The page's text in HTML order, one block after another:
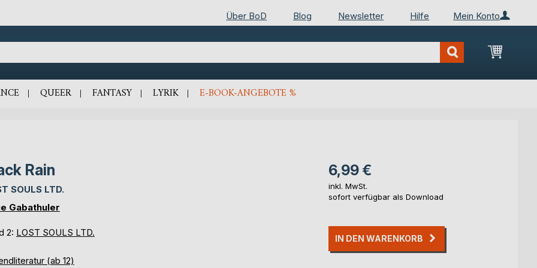
Mein Konto
Über BoD Blog Newsletter Hilfe
Mein
QUEER FANTASY LYRIK E-BOOK-ANGEBOTE %
Rain
SOULS LTD.
Gabathuler
2: LOST SOULS LTD.
(ab 12)
6,99 €
inkl. MwSt.
sofort verfügbar als Download
IN DEN WARENKORB